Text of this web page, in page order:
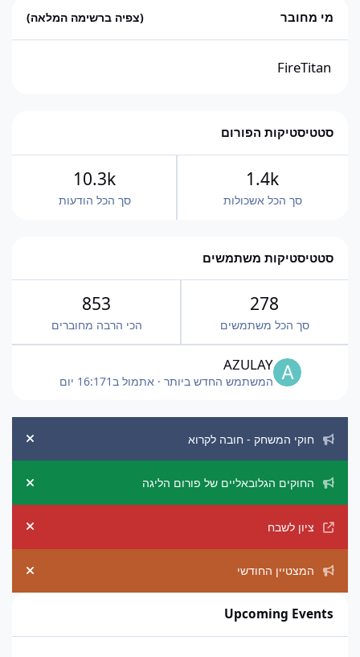
מי מחובר (צפיה ברשימה המלאה)
FireTitan
סטטיסטיקות הפורום
סך הכל אשכולות
1.4k
סך הכל הודעות
10.3k
סטטיסטיקות משתמשים
278
סך הכל משתמשים
853
הכי הרבה מחוברים
AZULAY
המשתמש החדש ביותר · אתמול ב16:17 1 יום
חוקי המשחק - חובה לקרוא
החוקים הגלובאליים של פורום הליגה
ציון לשבח
המצטיין החודשי
Upcoming Events